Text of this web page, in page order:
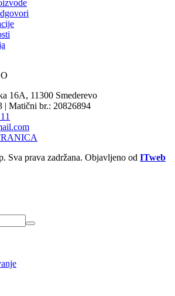
16A, 11300 Smederevo
| Matični br.: 20826894
Sva prava zadržana. Objavljeno od ITweb